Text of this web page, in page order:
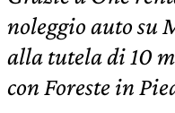
noleggio auto su
alla tutela di 10
con Foreste in